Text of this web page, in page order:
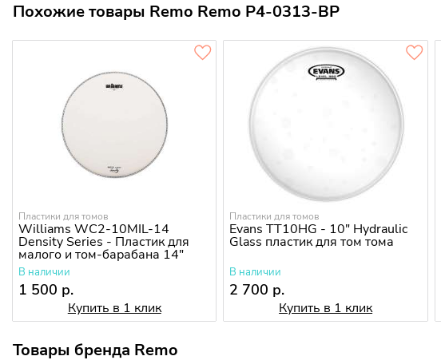
Похожие товары Remo Remo P4-0313-BP
Пластики для томов
Williams WC2-10MIL-14
Density Series - Пластик для
малого и том-барабана 14"
В наличии
1 500 р.
Купить в 1 клик
Пластики для томов
Evans TT10HG - 10" Hydraulic
Glass пластик для том тома
В наличии
2 700 р.
Купить в 1 клик
Товары бренда Remo